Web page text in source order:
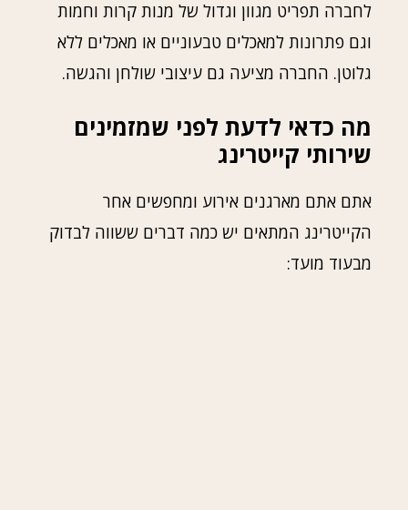
לחברה תפריט מגוון וגדול של מנות קרות וחמות
וגם פתרונות למאכלים טבעוניים או מאכלים ללא
גלוטן. החברה מציעה גם עיצובי שולחן והגשה.
מה כדאי לדעת לפני שמזמינים
שירותי קייטרינג
אתם אתם מארגנים אירוע ומחפשים אחר
הקייטרינג המתאים יש כמה דברים ששווה לבדוק
מבעוד מועד: